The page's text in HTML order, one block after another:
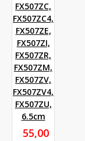
FX507ZC,
FX507ZC4,
FX507ZE,
FX507ZI,
FX507ZR,
FX507ZM,
FX507ZV,
FX507ZV4,
FX507ZU,
6.5cm
55,00